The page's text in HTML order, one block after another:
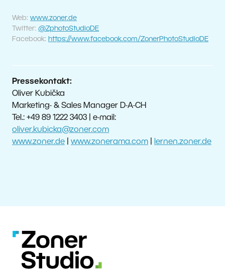
Web: www.zoner.de
Twitter: @ZphotoStudioDE
Facebook: https://www.facebook.com/ZonerPhotoStudioDE
Pressekontakt:
Oliver Kubička
Marketing- & Sales Manager D-A-CH
Tel.: +49 89 1222 3403 | e-mail:
oliver.kubicka@zoner.com
www.zoner.de
www.zonerama.com lernen.zoner.de